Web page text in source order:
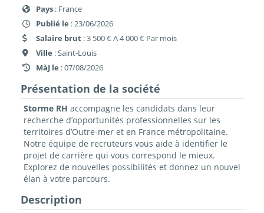
Pays : France
Publié le : 23/06/2026
Salaire brut : 3 500 € A 4 000 € Par mois
Ville : Saint-Louis
MàJ le : 07/08/2026
Présentation de la société
Storme RH accompagne les candidats dans leur
recherche d’opportunités professionnelles sur les
territoires d’Outre-mer et en France métropolitaine.
Notre équipe de recruteurs vous aide à identifier le
projet de carrière qui vous correspond le mieux.
Explorez de nouvelles possibilités et donnez un nouvel
élan à votre parcours.
Description